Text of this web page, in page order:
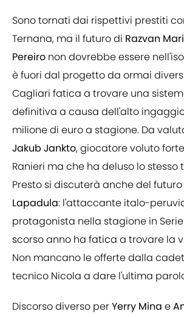
Sono tornati dai rispettivi prestiti
Ternana, ma il futuro di Razvan
Pereiro non dovrebbe essere
è fuori dal progetto da ormai
Cagliari fatica a trovare una
definitiva a causa dell'alto
milione di euro a stagione. Da
Jakub Jankto, giocatore voluto
Ranieri ma che ha deluso lo
Presto si discuterà anche del
Lapadula: l'attaccante italo-
protagonista nella stagione in
scorso anno ha fatica a trovare la
Non mancano le offerte dalla
tecnico Nicola a dare l'ultima
Discorso diverso perYerry Mina e